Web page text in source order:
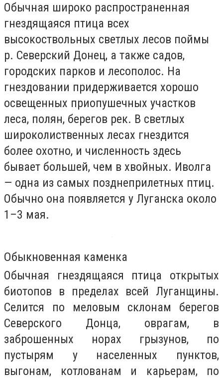
Обычная широко распространенная
гнездящаяся птица всех
высокоствольных светлых лесов поймы
р. Северский Донец, а также садов,
городских парков и лесополос. На
гнездовании придерживается хорошо
освещенных приопушечных участков
леса, полян, берегов рек. В светлых
широколиственных лесах гнездится
более охотно, и численность здесь
бывает большей, чем в хвойных. Иволга
— одна из самых позднеприлетных птиц.
Обычно она появляется у Луганска около
1–3 мая.
Oбыкновенная каменка
Обычная гнездящаяся птица открытых
биотопов в пределах всей Луганщины.
Селится по меловым склонам берегов
Северского Донца, оврагам, в
заброшенных норах грызунов, по
пустырям у населенных пунктов,
выгонам, котлованам и карьерам, по